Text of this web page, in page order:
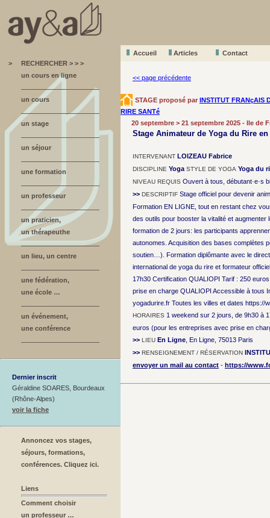
Accueil Articles
Contact
>
RECHERCHER > > >
un cours en ligne
un cours
un stage
un séjour
une formation
un professeur
un praticien,
un thérapeuthe
un lieu, un centre
une fédération,
une école …
un événement,
une conférence
Dernier inscrit
Géraldine SOARES, Bourdeaux
(Rhône-Alpes)
voir la fiche
Annoncez vos stages,
séjours, formations,
conférences. Cliquez ici.
Liens
Comment choisir
un professeur …
<< page précédente
STAGE proposé par INSTITUT FRANçAIS
RIRE SANTé
20 septembre > 21 septembre 2025 - Ile de
Stage Animateur de Yoga du Rire
INTERVENANT LOIZEAU Fabrice
DISCIPLINE Yoga STYLE DE YOGA Yoga du
NIVEAU REQUIS Ouvert à tous, débutant·e·s
>> DESCRIPTIF Stage officiel pour devenir
Formation EN LIGNE, tout en restant chez
des outils pour booster la vitalité et
formation de 2 jours: les participants
autonomes. Acquisition des bases complètes
soutien…). Formation diplômante avec le
international de yoga du rire et formateur
17h30 Certification QUALIOPI Tarif : 250
prise en charge QUALIOPI Accessible à tous
yogadurire.fr Toutes les villes et dates https://
HORAIRES 1 weekend sur 2 jours, de 9h30 à
euros (pour les entreprises avec prise en
>> LIEU En Ligne , En Ligne, 75013 Paris
>> RENSEIGNEMENT / RÉSERVATION
envoyer un mail au contact - https://